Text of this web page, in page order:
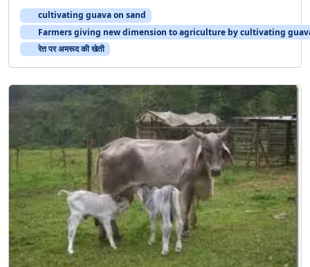
cultivating guava on sand
Farmers giving new dimension to agriculture by cultivating
रेत पर अमरूद की खेती